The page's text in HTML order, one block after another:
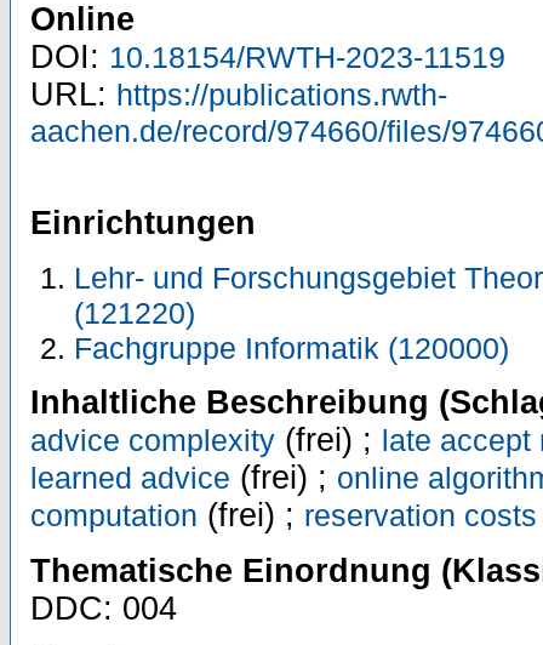
Online
DOI: 10.18154/RWTH-2023-11519
URL: https://publications.rwth-
aachen.de/record/974660/files/
Einrichtungen
Lehr- und Forschungsgebiet
(121220)
Fachgruppe Informatik (120000)
Inhaltliche Beschreibung
advice complexity (frei) ; late accept
learned advice (frei) ; online
computation (frei) ; reservation costs
Thematische Einordnung
DDC: 004